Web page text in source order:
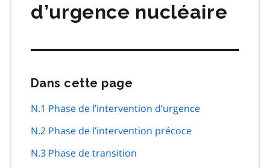
d’urgence nucléaire
Dans cette page
navigation
page
N.1 Phase de l’intervention d’urgence
N.2 Phase de l’intervention précoce
N.3 Phase de transition